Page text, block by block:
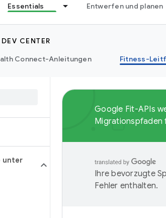
Essentials Entwerfen und planen
CENTER
Connect-Anleitungen Fitness-
unter
Google Fit-APIs
Migrationspfaden
Ihre bevorzugte
Fehler enthalten.